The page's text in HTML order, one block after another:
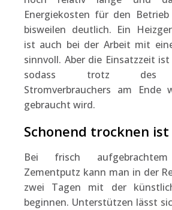
Energiekosten für den
bisweilen deutlich. Ein
ist auch bei der Arbeit mit
sinnvoll. Aber die Einsatzzeit
sodass trotz des
Stromverbrauchers am Ende
gebraucht wird.
Schonend trocknen
Bei frisch
Zementputz kann man in der
zwei Tagen mit der
beginnen. Unterstützen lässt